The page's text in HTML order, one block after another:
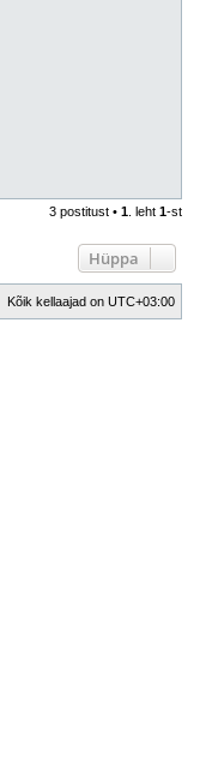
l
e
3 postitust • 1 . leht 1-st
Hüppa
Kõik kellaajad on UTC+03:00